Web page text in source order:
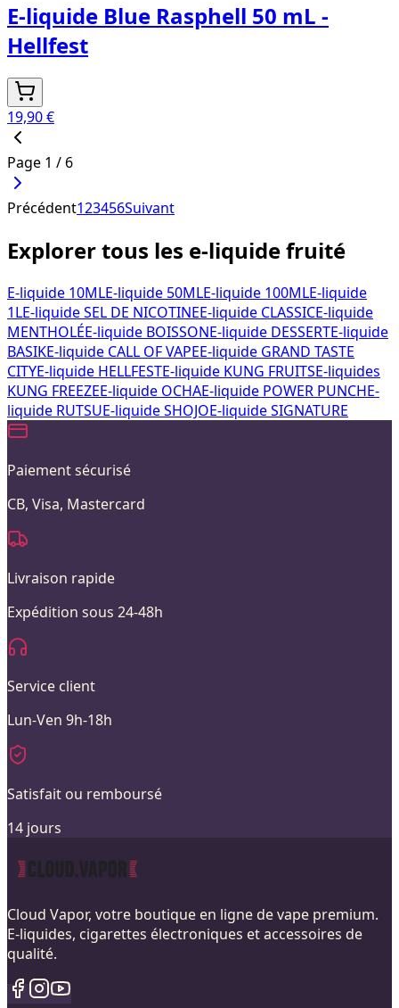
E-liquide Blue Rasphell 50 mL -
Hellfest
19,90 €
Page 1 / 6
Précédent123456Suivant
Explorer tous les e-liquide fruité
E-liquide 10MLE-liquide 50MLE-liquide 100MLE-liquide
1LE-liquide SEL DE NICOTINEE-liquide CLASSICE-liquide
MENTHOLÉE-liquide BOISSONE-liquide DESSERTE-liquide
BASIKE-liquide CALL OF VAPEE-liquide GRAND TASTE
CITYE-liquide HELLFESTE-liquide KUNG FRUITSE-liquides
KUNG FREEZEE-liquide OCHAE-liquide POWER PUNCHE-
liquide RUTSUE-liquide SHOJOE-liquide SIGNATURE
Paiement sécurisé
CB, Visa, Mastercard
Livraison rapide
Expédition sous 24-48h
Service client
Lun-Ven 9h-18h
Satisfait ou remboursé
14 jours
Cloud Vapor, votre boutique en ligne de vape premium.
E-liquides, cigarettes électroniques et accessoires de
qualité.